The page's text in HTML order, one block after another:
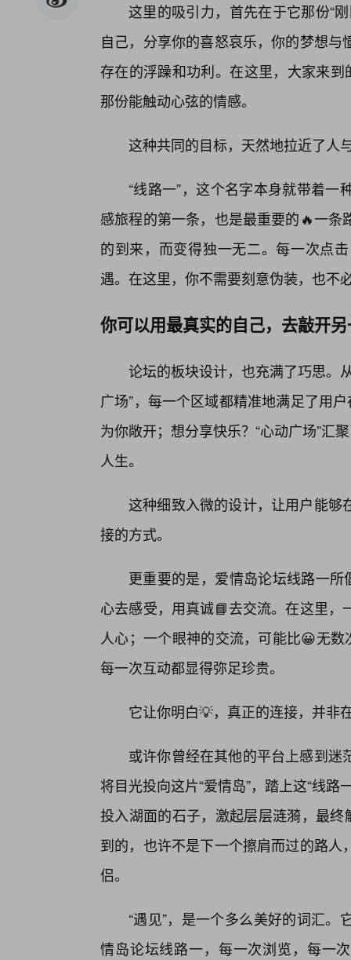
这里的吸引力，首先在于它那份“
自己，分享你的喜怒哀乐，你的梦想
存在的浮躁和功利。在这里，大家来
那份能触动心弦的情感。
这种共同的目标，天然地拉近了人
“线路一”，这个名字本身就带着
感旅程的第一条，也是最重要的🔥一
的到来，而变得独一无二。每一次点
遇。在这里，你不需要刻意伪装，也不
你可以用最真实的自己，去敲开
论坛的板块设计，也充满了巧思。
广场”，每一个区域都精准地满足了用
为你敞开；想分享快乐？“心动广场”汇
人生。
这种细致入微的设计，让用户能
接的方式。
更重要的是，爱情岛论坛线路一所
心去感受，用真诚📘去交流。在这里
人心；一个眼神的交流，可能比😀无
每一次互动都显得弥足珍贵。
它让你明白💡，真正的连接，并非
或许你曾经在其他的平台上感到
将目光投向这片“爱情岛”，踏上这“线
投入湖面的石子，激起层层涟漪，最
到的，也许不是下一个擦肩而过的路
侣。
“遇见”，是一个多么美好的词汇
情岛论坛线路一，每一次浏览，每一